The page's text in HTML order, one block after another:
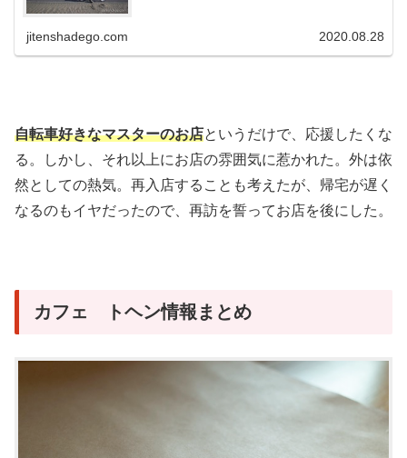
jitenshadego.com 2020.08.28
自転車好きなマスターのお店というだけで、応援したくな
る。しかし、それ以上にお店の雰囲気に惹かれた。外は依
然としての熱気。再入店することも考えたが、帰宅が遅く
なるのもイヤだったので、再訪を誓ってお店を後にした。
カフェ トヘン情報まとめ